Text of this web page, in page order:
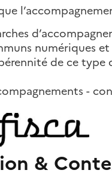
numériques
de ce type
-
&